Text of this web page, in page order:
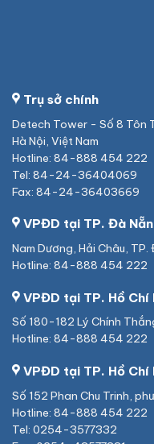
Trụ sở chính
Detech Tower - Số 8 Tôn
Hà Nội, Việt Nam
Hotline: 84-888 454 222
Tel: 84-24-36404069
Fax: 84-24-36403669
VPĐD tại TP. Đà
Nam Dương, Hải Châu, TP.
Hotline: 84-888 454 222
VPĐD tại TP. Hồ Chí
Số 180-182 Lý Chính
Hotline: 84-888 454 222
VPĐD tại TP. Hồ Chí
Số 152 Phan Chu Trinh,
Hotline: 84-888 454 222
Tel: 0254-3577332